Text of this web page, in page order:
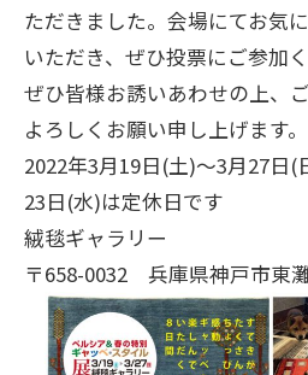
ただきました。会場にてお気
いただき、ぜひ投票にご参加く
ぜひ皆様お誘いあわせの上、
よろしくお願い申し上げます。
2022年3月19日(土)～3月27
23日(水)は定休日です
絨毯ギャラリー
〒658-0032 兵庫県神戸市東